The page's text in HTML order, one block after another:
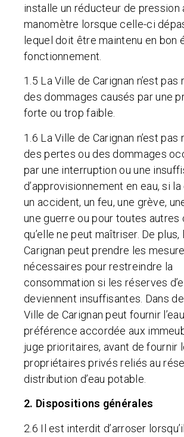
installe un réducteur de pression
manomètre lorsque celle-ci
lequel doit être maintenu en bon
fonctionnement.
1.5 La Ville de Carignan n’est pas
des dommages causés par une
forte ou trop faible.
1.6 La Ville de Carignan n’est pas
des pertes ou des dommages
par une interruption ou une
d’approvisionnement en eau, si
un accident, un feu, une grève,
une guerre ou pour toutes autres
qu’elle ne peut maîtriser. De plus,
Carignan peut prendre les
nécessaires pour restreindre la
consommation si les réserves
deviennent insuffisantes. Dans
Ville de Carignan peut fournir
préférence accordée aux
juge prioritaires, avant de fournir
propriétaires privés reliés au
distribution d’eau potable.
2. Dispositions générales
2.6 Il est interdit d’arroser